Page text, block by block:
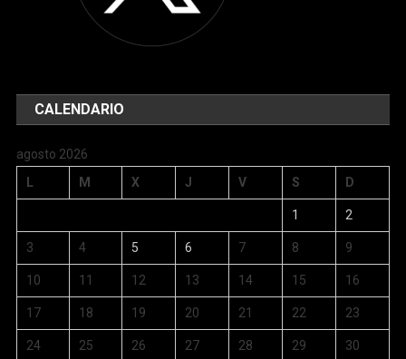
CALENDARIO
agosto 2026
L
M X J V S D
1 2
3 4 5 6 7 8 9
10 11 12 13 14 15 16
17 18 19 20 21 22 23
24 25 26 27 28 29 30